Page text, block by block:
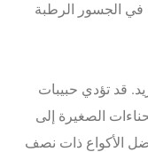
في الجسور الرطبة
قد تؤدي حبيبات
الصغيرة إلى
الأكواع ذات نصف